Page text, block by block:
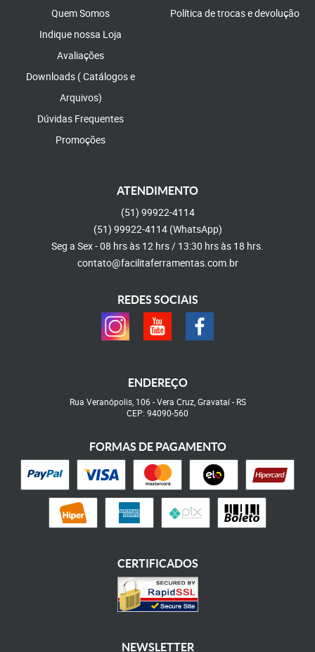
Quem Somos
Indique nossa Loja
Avaliações
Downloads ( Catálogos e
Arquivos)
Dúvidas Frequentes
Promoções
Política de trocas e devolução
ATENDIMENTO
(51) 99922-4114
(51) 99922-4114 (WhatsApp)
Seg a Sex - 08 hrs às 12 hrs / 13:30 hrs às 18 hrs.
contato@facilitaferramentas.com.br
REDES SOCIAIS
ENDEREÇO
Rua Veranópolis, 106 -Vera Cruz, Gravataí- RS
CEP: 94090-560
FORMAS DE PAGAMENTO
CERTIFICADOS
NEWSLETTER